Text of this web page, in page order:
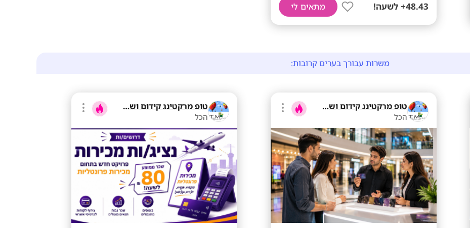
48.43+ לשעה! מתאים לי
משרות עבורך בערים קרובות:
טופ מרקטינג קידום ושיווק בע"מ
הכל
טופ מרקטינג קידום ושיווק בע"מ
הכל